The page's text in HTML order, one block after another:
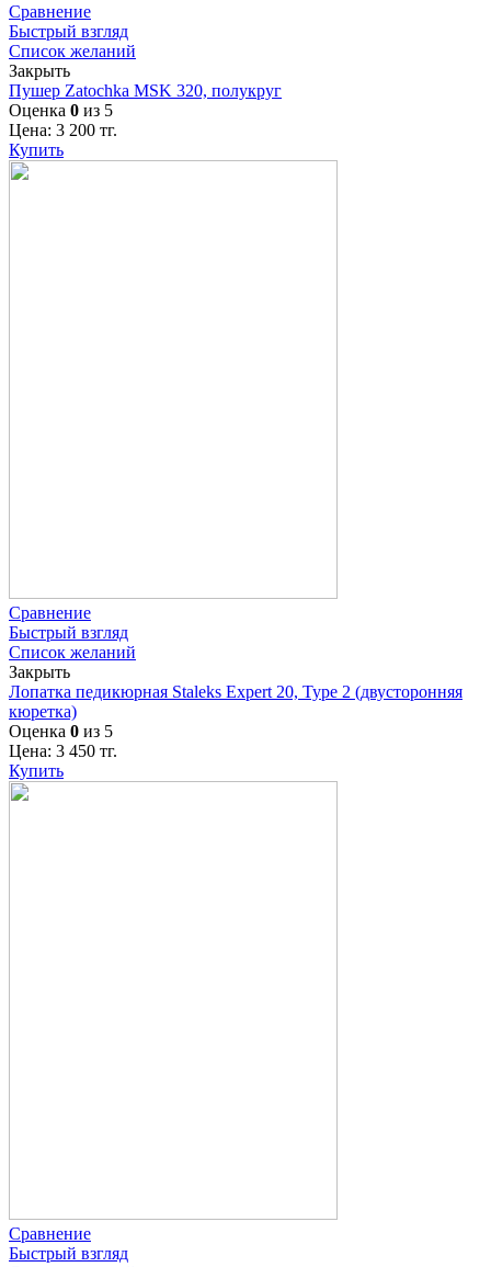
Сравнение
Быстрый взгляд
Список желаний
Закрыть
Пушер Zatochka MSK 320, полукруг
Оценка 0 из 5
Цена: 3 200 тг.
Купить
Сравнение
Быстрый взгляд
Список желаний
Закрыть
Лопатка педикюрная Staleks Expert 20, Type 2 (двусторонняя
кюретка)
Оценка 0 из 5
Цена: 3 450 тг.
Купить
Сравнение
Быстрый взгляд